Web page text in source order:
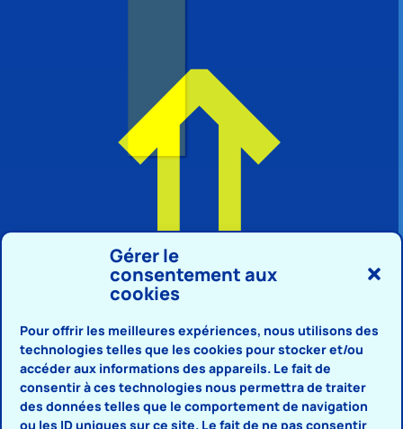
Gérer le
consentement aux
cookies
Pour offrir les meilleures expériences, nous utilisons des
technologies telles que les cookies pour stocker et/ou
accéder aux informations des appareils. Le fait de
consentir à ces technologies nous permettra de traiter
des données telles que le comportement de navigation
ou les ID uniques sur ce site. Le fait de ne pas consentir
⇑